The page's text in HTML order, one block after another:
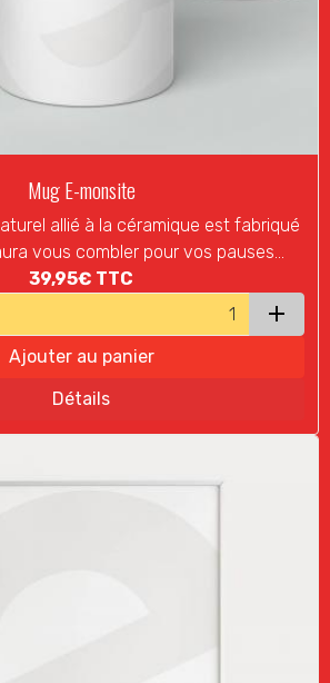
Mug E-monsite
allié à la céramique est fabriqué
vous combler pour vos pauses...
39,95€ TTC
Ajouter au panier
Détails